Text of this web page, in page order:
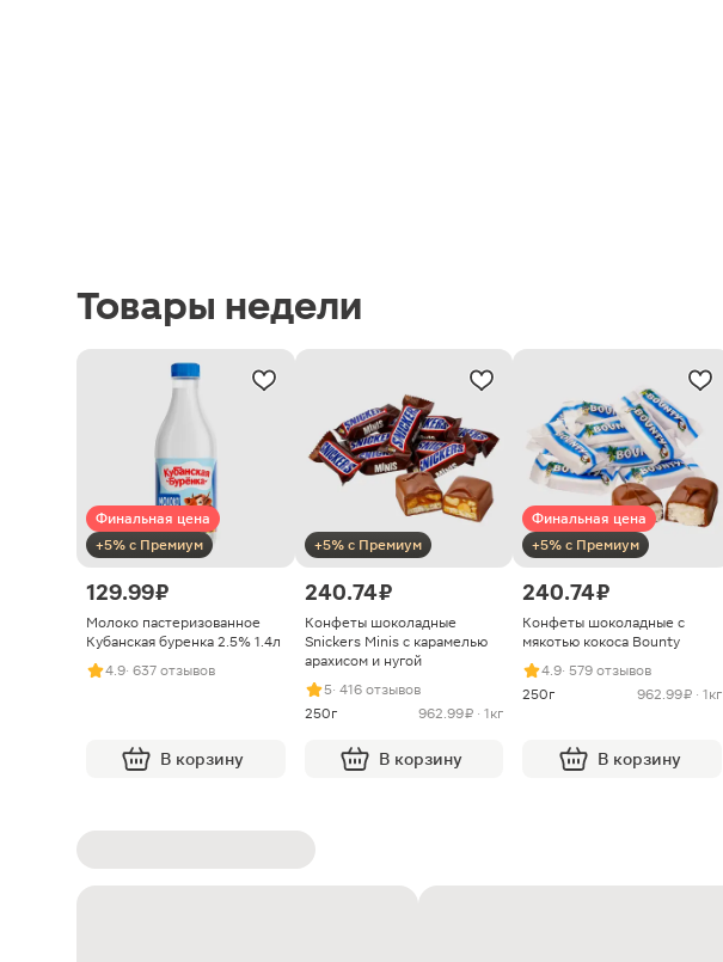
Товары недели
Финальная цена
+5% с Премиум
129.99 ₽
Молоко пастеризованное
Кубанская буренка 2.5% 1.4л
4.9· 637 отзывов
В корзину
+5% с Премиум
240.74 ₽
Конфеты шоколадные
Snickers Minis с карамелью
арахисом и нугой
5· 416 отзывов
250г
962.99 ₽ · 1кг
В корзину
Финальная цена
+5% с Премиум
240.74 ₽
Конфеты шоколадные с
мякотью кокоса Bounty
4.9· 579 отзывов
250г
962.99 ₽ · 1кг
В корзину